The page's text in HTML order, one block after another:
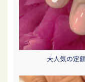
大人気の定